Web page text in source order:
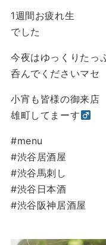
1週間お疲れ生
でした
今夜はゆっくりたっ
呑んでくださいマセ
小宵も皆様の御来店
雄町してまーす‍
#menu
#渋谷居酒屋
#渋谷馬刺し
#渋谷日本酒
#渋谷阪神居酒屋